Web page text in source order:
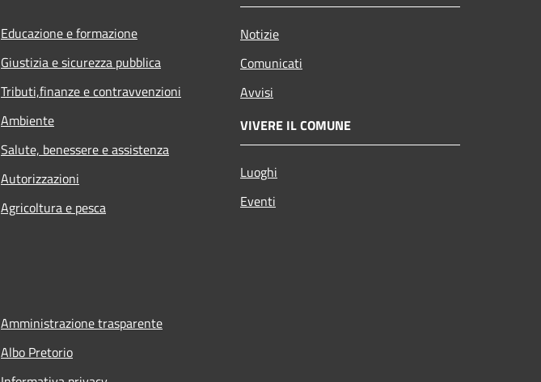
Educazione e formazione
Giustizia e sicurezza pubblica
Tributi,finanze e contravvenzioni
Ambiente
Salute, benessere e assistenza
Autorizzazioni
Agricoltura e pesca
Notizie
Comunicati
Avvisi
VIVERE IL COMUNE
Luoghi
Eventi
Amministrazione trasparente
Albo Pretorio